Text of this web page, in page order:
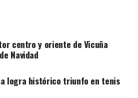
centro y oriente de Vicuña
Navidad
logra histórico triunfo en tenis